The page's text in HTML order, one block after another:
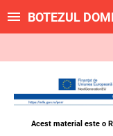
BOTEZUL
Acest material este o